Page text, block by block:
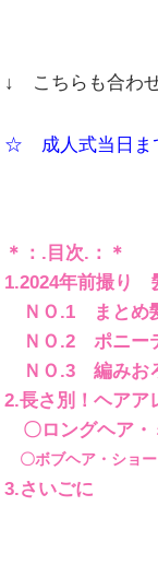
↓ こちらも合わ
☆ 成人式当日ま
＊： .目次.：＊
1.2024年前撮り
ＮＯ.1 まと
ＮＯ.2 ポニー
ＮＯ.3 編みお
2.長さ別！ヘアア
〇ロングヘア・
〇ボブヘア・ショ
3.さいごに